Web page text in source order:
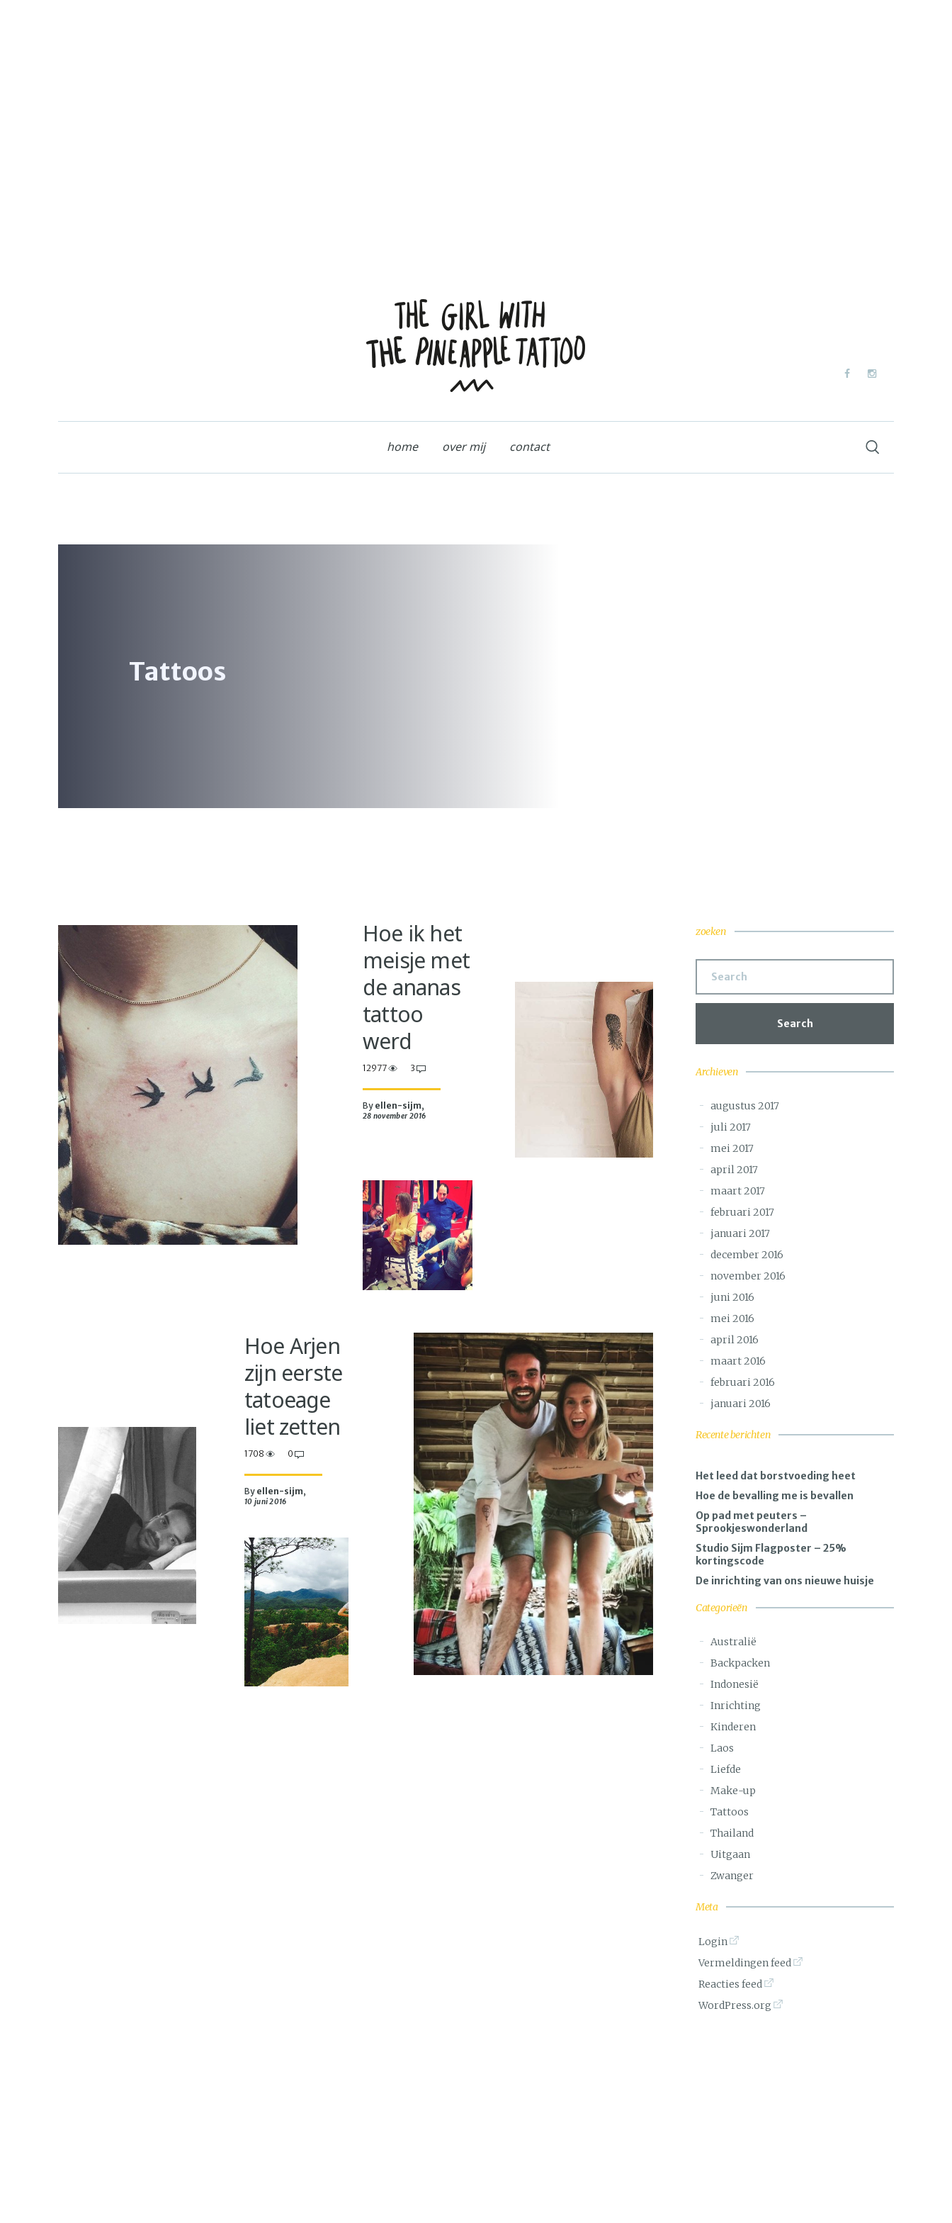
home over mij contact
Tattoos
Hoe ik het
meisje met
de ananas
tattoo
werd
12977 3
By ellen-sijm,
28 november 2016
Hoe Arjen
zijn eerste
tatoeage
liet zetten
1708 0
By ellen-sijm,
10 juni 2016
zoeken
Search
Archieven
augustus 2017
juli 2017
mei 2017
april 2017
maart 2017
februari 2017
januari 2017
december 2016
november 2016
juni 2016
mei 2016
april 2016
maart 2016
februari 2016
januari 2016
Recente berichten
Het leed dat borstvoeding heet
Hoe de bevalling me is bevallen
Op pad met peuters –
Sprookjeswonderland
Studio Sijm Flagposter – 25%
kortingscode
De inrichting van ons nieuwe huisje
Categorieën
Australië
Backpacken
Indonesië
Inrichting
Kinderen
Laos
Liefde
Make-up
Tattoos
Thailand
Uitgaan
Zwanger
Meta
Login
Vermeldingen feed
Reacties feed
WordPress.org